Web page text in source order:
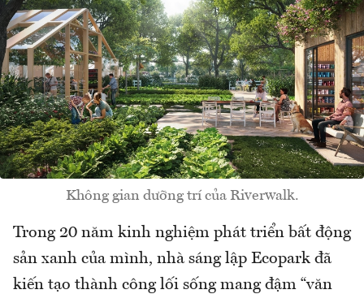
Không gian dưỡng trí của Riverwalk.
Trong 20 năm kinh nghiệm phát triển bất động
sản xanh của mình, nhà sáng lập Ecopark đã
kiến tạo thành công lối sống mang đậm “văn